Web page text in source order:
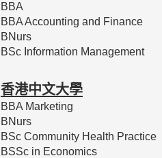
BBA
BBA Accounting and Finance
BNurs
BSc Information Management
香港中文大學
BBA Marketing
BNurs
BSc Community Health Practice
BSSc in Economics